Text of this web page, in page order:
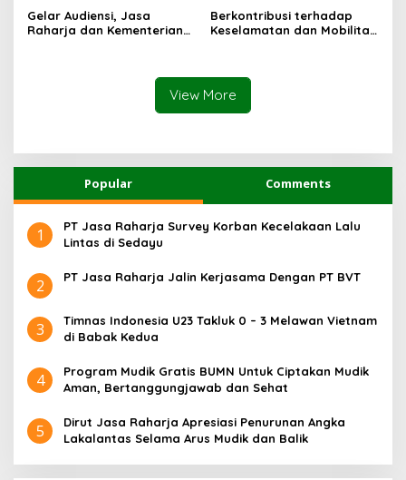
Sentosa II
Gelar Audiensi, Jasa
Raharja dan Kementerian
Berkontribusi terhadap
Keselamatan dan Mobilitas
Awards 2026
View More
Popular Comments
1
PT Jasa Raharja Survey Korban Kecelakaan Lalu
Lintas di Sedayu
2 PT Jasa Raharja Jalin Kerjasama Dengan PT BVT
3
Timnas Indonesia U23 Takluk 0 – 3 Melawan Vietnam
di Babak Kedua
4
Program Mudik Gratis BUMN Untuk Ciptakan Mudik
Aman, Bertanggungjawab dan Sehat
5
Dirut Jasa Raharja Apresiasi Penurunan Angka
Lakalantas Selama Arus Mudik dan Balik